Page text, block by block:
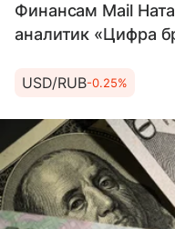
Финансам Mail
аналитик «Цифра
USD/RUB-0.25%